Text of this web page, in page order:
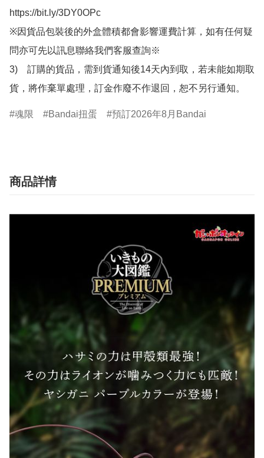
https://bit.ly/3DY0OPc
※因貨品包裝後的外盒體積都會影響運費計算，如有任何疑
問亦可先以訊息聯絡我們客服查詢※
3)　訂購的貨品，需到貨通知後14天內到取，若未能如期取
貨，將作棄單處理，訂金作廢不作退回，恕不另行通知。
魂限 Bandai扭蛋 預訂2026年8月Bandai
商品詳情